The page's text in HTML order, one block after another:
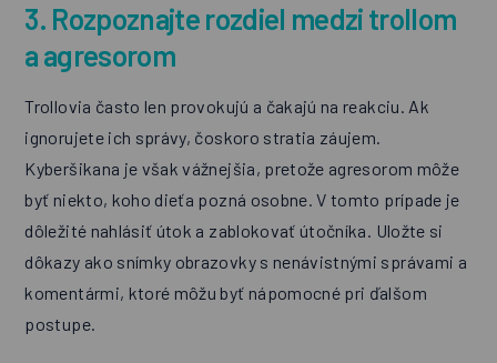
3. Rozpoznajte rozdiel medzi trollom
a agresorom
Trollovia často len provokujú a čakajú na reakciu. Ak
ignorujete ich správy, čoskoro stratia záujem.
Kyberšikana je však vážnejšia, pretože agresorom môže
byť niekto, koho dieťa pozná osobne. V tomto prípade je
dôležité nahlásiť útok a zablokovať útočníka. Uložte si
dôkazy ako snímky obrazovky s nenávistnými správami a
komentármi, ktoré môžu byť nápomocné pri ďalšom
postupe.